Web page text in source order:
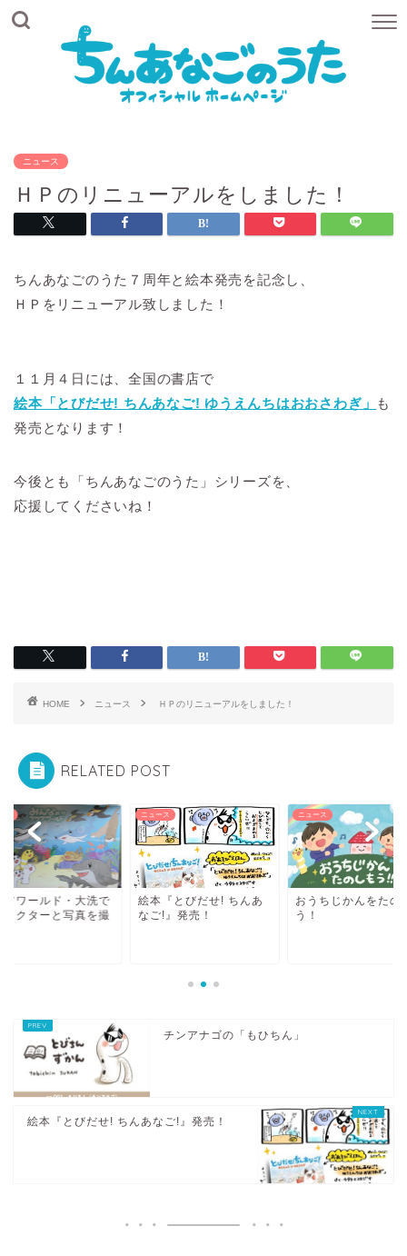
ニュース
ＨＰのリニューアルをしました！
ちんあなごのうた７周年と絵本発売を記念し、
ＨＰをリニューアル致しました！
１１月４日には、全国の書店で
絵本「とびだせ! ちんあなご! ゆうえんちはおおさわぎ」
も
発売となります！
今後とも「ちんあなごのうた」シリーズを、
応援してくださいね！
HOME ニュース ＨＰのリニューアルをしました！
RELATED POST
アワールド・大洗で
ラクターと写真を撮
ニュース
絵本『とびだせ! ちんあ
なご!』発売！
ニュース
おうちじかんをたの
う！
チンアナゴの「もひちん」
絵本『とびだせ! ちんあなご!』発売！